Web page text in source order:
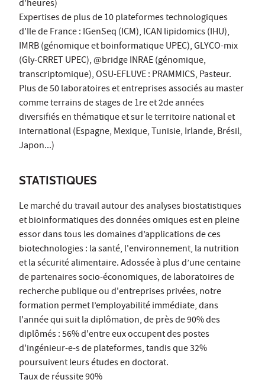
d'heures)
Expertises de plus de 10 plateformes technologiques
d'Ile de France : IGenSeq (ICM), ICAN lipidomics (IHU),
IMRB (génomique et boinformatique UPEC), GLYCO-mix
(Gly-CRRET UPEC), @bridge INRAE (génomique,
transcriptomique), OSU-EFLUVE : PRAMMICS, Pasteur.
Plus de 50 laboratoires et entreprises associés au master
comme terrains de stages de 1re et 2de années
diversifiés en thématique et sur le territoire national et
international (Espagne, Mexique, Tunisie, Irlande, Brésil,
Japon...)
STATISTIQUES
Le marché du travail autour des analyses biostatistiques
et bioinformatiques des données omiques est en pleine
essor dans tous les domaines d’applications de ces
biotechnologies : la santé, l'environnement, la nutrition
et la sécurité alimentaire. Adossée à plus d’une centaine
de partenaires socio-économiques, de laboratoires de
recherche publique ou d'entreprises privées, notre
formation permet l’employabilité immédiate, dans
l'année qui suit la diplômation, de près de 90% des
diplômés : 56% d'entre eux occupent des postes
d'ingénieur-e-s de plateformes, tandis que 32%
poursuivent leurs études en doctorat.
Taux de réussite 90%